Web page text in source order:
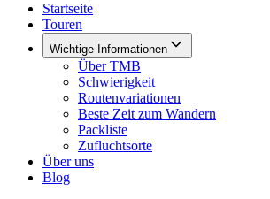
Startseite
Touren
Wichtige Informationen
Über TMB
Schwierigkeit
Routenvariationen
Beste Zeit zum Wandern
Packliste
Zufluchtsorte
Über uns
Blog